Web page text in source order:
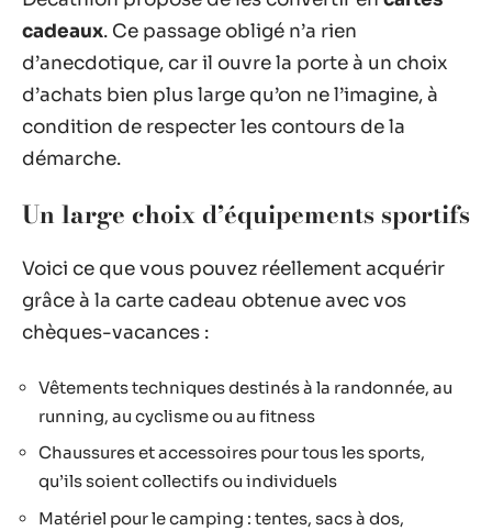
cadeaux. Ce passage obligé n’a rien
d’anecdotique, car il ouvre la porte à un choix
d’achats bien plus large qu’on ne l’imagine, à
condition de respecter les contours de la
démarche.
Un large choix d’équipements sportifs
Voici ce que vous pouvez réellement acquérir
grâce à la carte cadeau obtenue avec vos
chèques-vacances :
Vêtements techniques destinés à la randonnée, au
running, au cyclisme ou au fitness
Chaussures et accessoires pour tous les sports,
qu’ils soient collectifs ou individuels
Matériel pour le camping : tentes, sacs à dos,